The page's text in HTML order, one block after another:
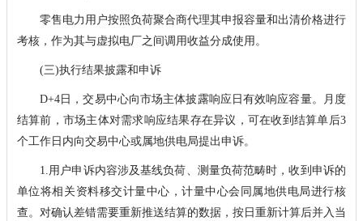
零售电力用户按照负荷聚合商代理其申报容量和出清价格进行
考核，作为其与虚拟电厂之间调用收益分成使用。
(三)执行结果披露和申诉
D+4日，交易中心向市场主体披露响应日有效响应容量。月度
结算前，市场主体对需求响应结果存在异议，可在收到结算单后3
个工作日内向交易中心或属地供电局提出申诉。
1.用户申诉内容涉及基线负荷、测量负荷范畴时，收到申诉的
单位将相关资料移交计量中心，计量中心会同属地供电局进行核
查。对确认差错需要重新推送结算的数据，按日重新计算后并入当